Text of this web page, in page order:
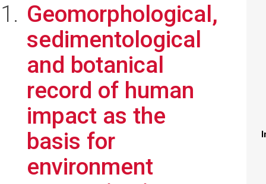
Geomorphological,
sedimentological
and botanical
record of human
impact as the
basis for
environment